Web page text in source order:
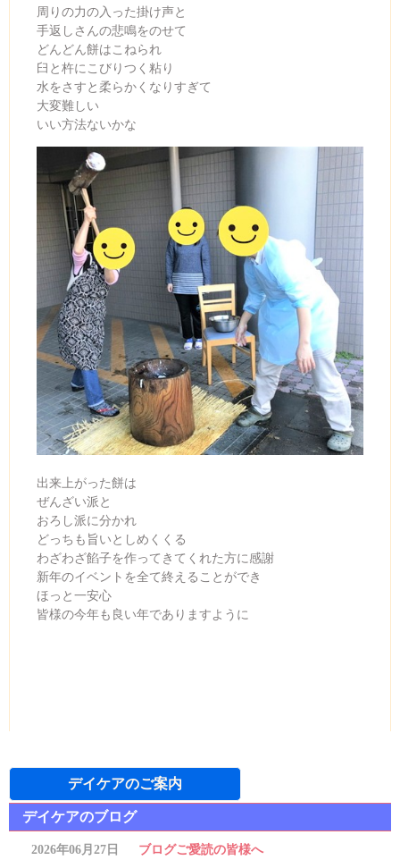
周りの力の入った掛け声と
手返しさんの悲鳴をのせて
どんどん餅はこねられ
臼と杵にこびりつく粘り
水をさすと柔らかくなりすぎて
大変難しい
いい方法ないかな
出来上がった餅は
ぜんざい派と
おろし派に分かれ
どっちも旨いとしめくくる
わざわざ餡子を作ってきてくれた方に感謝
新年のイベントを全て終えることができ
ほっと一安心
皆様の今年も良い年でありますように
デイケアのご案内
デイケアのブログ
2026年06月27日 ブログご愛読の皆様へ